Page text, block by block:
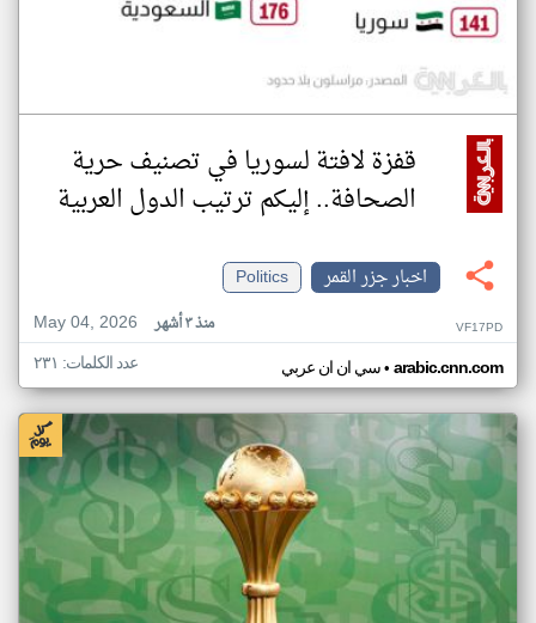
قفزة لافتة لسوريا في تصنيف حرية
الصحافة.. إليكم ترتيب الدول العربية
اخبار جزر القمر
Politics
May 04, 2026
منذ ٣ أشهر VF17PD
سي ان ان عربي• arabic.cnn.com عدد الكلمات: ٢٣١